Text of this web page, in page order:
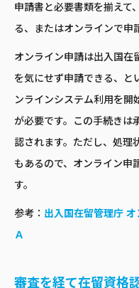
申請書と必要書類を揃えて
る、またはオンラインで申
オンライン申請は出入国在
を気にせず申請できる、と
ンラインシステム利用を開
が必要です。この手続きは
認されます。ただし、処理
もあるので、オンライン申
す。
参考： 出入国在留管理庁
Ａ
審査を経て在留資格